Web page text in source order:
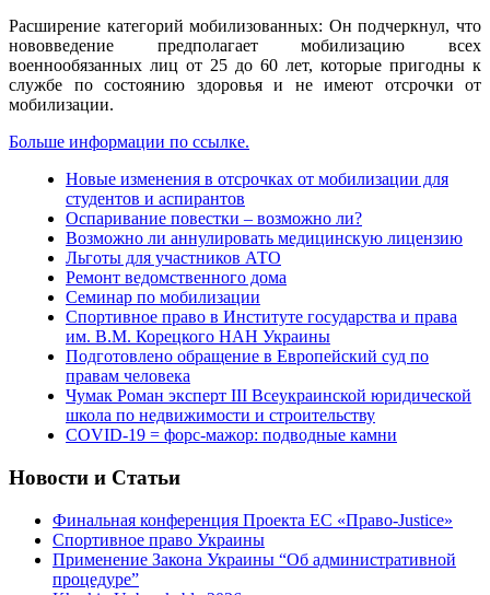
Расширение категорий мобилизованных: Он подчеркнул, что
нововведение предполагает мобилизацию всех
военнообязанных лиц от 25 до 60 лет, которые пригодны к
службе по состоянию здоровья и не имеют отсрочки от
мобилизации.
Больше информации по ссылке.
Новые изменения в отсрочках от мобилизации для
студентов и аспирантов
Оспаривание повестки – возможно ли?
Возможно ли аннулировать медицинскую лицензию
Льготы для участников АТО
Ремонт ведомственного дома
Семинар по мобилизации
Спортивное право в Институте государства и права
им. В.М. Корецкого НАН Украины
Подготовлено обращение в Европейский суд по
правам человека
Чумак Роман эксперт III Всеукраинской юридической
школа по недвижимости и строительству
COVID-19 = форс-мажор: подводные камни
Новости и Статьи
Финальная конференция Проекта ЕС «Право-Justice»
Спортивное право Украины
Применение Закона Украины “Об административной
процедуре”